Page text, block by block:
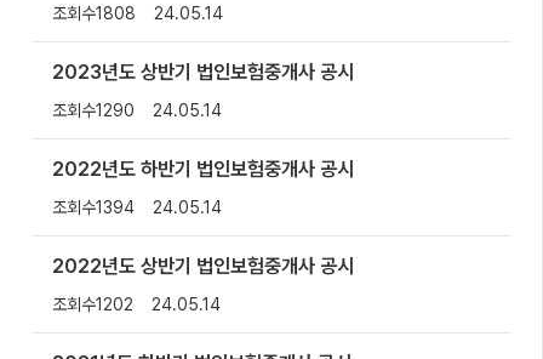
조회수1808 24.05.14
2023년도 상반기 법인보험중개사 공시
조회수1290 24.05.14
2022년도 하반기 법인보험중개사 공시
조회수1394 24.05.14
2022년도 상반기 법인보험중개사 공시
조회수1202 24.05.14